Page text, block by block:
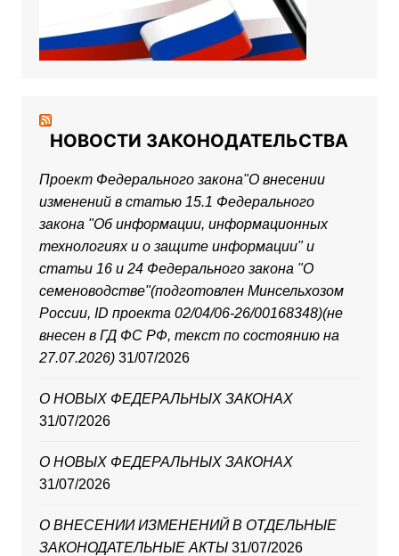
НОВОСТИ ЗАКОНОДАТЕЛЬСТВА
Проект Федерального закона"О внесении
изменений в статью 15.1 Федерального
закона "Об информации, информационных
технологиях и о защите информации" и
статьи 16 и 24 Федерального закона "О
семеноводстве"(подготовлен Минсельхозом
России, ID проекта 02/04/06-26/00168348)(не
внесен в ГД ФС РФ, текст по состоянию на
27.07.2026) 31/07/2026
О НОВЫХ ФЕДЕРАЛЬНЫХ ЗАКОНАХ
31/07/2026
О НОВЫХ ФЕДЕРАЛЬНЫХ ЗАКОНАХ
31/07/2026
О ВНЕСЕНИИ ИЗМЕНЕНИЙ В ОТДЕЛЬНЫЕ
ЗАКОНОДАТЕЛЬНЫЕ АКТЫ 31/07/2026